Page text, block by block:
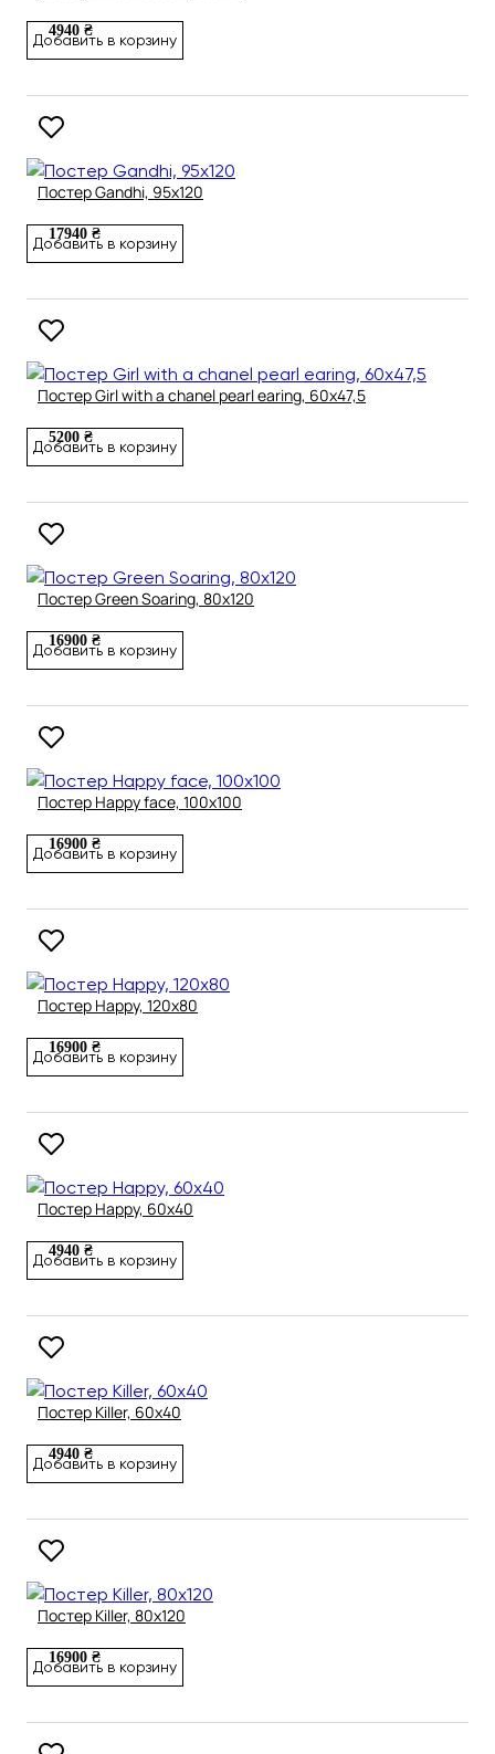
4940 ₴
Добавить в корзину
Постер Gandhi, 95х120
17940 ₴
Добавить в корзину
Постер Girl with a chanel pearl earing, 60х47,5
5200 ₴
Добавить в корзину
Постер Green Soaring, 80х120
16900 ₴
Добавить в корзину
Постер Happy face, 100х100
16900 ₴
Добавить в корзину
Постер Happy, 120х80
16900 ₴
Добавить в корзину
Постер Happy, 60х40
4940 ₴
Добавить в корзину
Постер Killer, 60х40
4940 ₴
Добавить в корзину
Постер Killer, 80х120
16900 ₴
Добавить в корзину